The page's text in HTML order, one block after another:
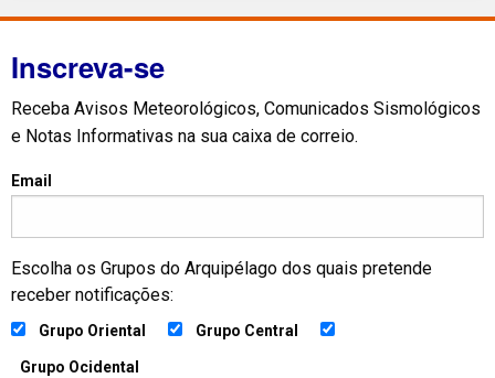
Inscreva-se
Receba Avisos Meteorológicos, Comunicados Sismológicos
e Notas Informativas na sua caixa de correio.
Email
Escolha os Grupos do Arquipélago dos quais pretende
receber notificações:
Grupo Oriental Grupo Central
Grupo Ocidental